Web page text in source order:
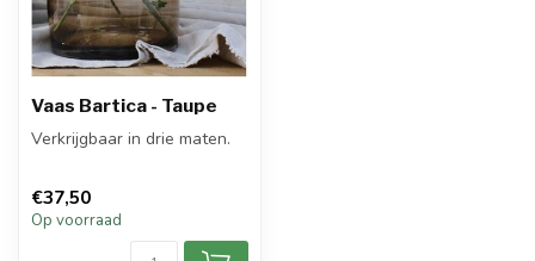
Vaas Bartica - Taupe
Verkrijgbaar in drie maten.
€37,50
Op voorraad